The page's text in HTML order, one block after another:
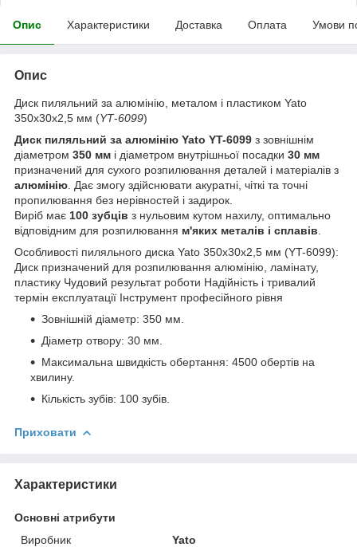
Опис Характеристики Доставка Оплата Умови
Опис
Диск пиляльний за алюмінію, металом і пластиком Yato
350х30х2,5 мм (YT-6099)
Диск пиляльний за алюмінію Yato YT-6099 з зовнішнім
діаметром 350 мм і діаметром внутрішньої посадки 30 мм
призначений для сухого розпилювання деталей і матеріалів з
алюмінію . Дає змогу здійснювати акуратні, чіткі та точні
пропилювання без нерівностей і задирок.
Виріб має 100 зубців з нульовим кутом нахилу, оптимально
відповідним для розпилювання м'яких металів і сплавів
Особливості пиляльного диска Yato 350х30х2,5 мм (YT-6099):
Диск призначений для розпилювання алюмінію, ламінату,
пластику Чудовий результат роботи Надійність і тривалий
термін експлуатації Інструмент професійного рівня
Зовнішній діаметр: 350 мм.
Діаметр отвору: 30 мм.
Максимальна швидкість обертання: 4500 обертів на
хвилину.
Кількість зубів: 100 зубів.
Приховати
Характеристики
Основні атрибути
Виробник
Yato